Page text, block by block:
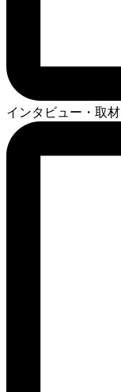
インタビュー・取材